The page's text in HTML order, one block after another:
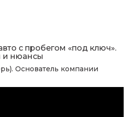
с пробегом «под ключ».
и нюансы
Основатель компании